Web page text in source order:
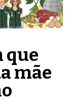
que
mãe